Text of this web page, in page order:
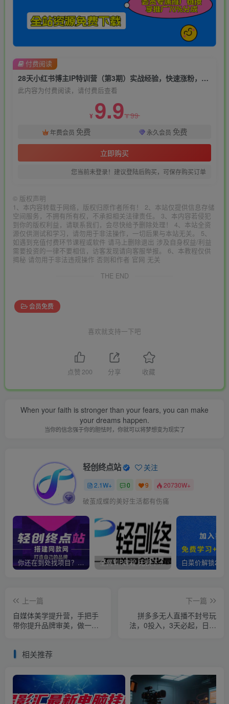
28天小红书博主IP特训营（第3期）实战经验，快速涨粉，迅速变现
此内容为付费阅读，请付费后查看
¥ 9.9¥99
年费会员 免费 永久会员 免费
立即购买
您当前未登录！建议登陆后购买，可保存购买订单
付费阅读
© 版权声明
1、本内容转载于网络，版权归原作者所有！ 2、本站仅提供信息存储
空间服务，不拥有所有权，不承担相关法律责任。 3、本内容若侵犯
到你的版权利益，请联系我们，会尽快给予删除处理！ 4、本站全资
源仅供测试和学习，请勿用于非法操作，一切后果与本站无关。 5、
如遇到充值付费环节课程或软件 请马上删除退出 涉及自身权益/利益
需要投资的一律不要相信，访客发现请向客服举报。 6、本教程仅供
揭秘 请勿用于非法违规操作 否则和作者 官网 无关
THE END
会员免费
喜欢就支持一下吧
点赞 200 分享 收藏
When your faith is stronger than your fears, you can make
your dreams happen.
当你的信念强于你的胆怯时，你就可以将梦想变为现实了
轻创终点站 关注
2.1W+ 0 9 20730W+
破茧成蝶的美好生活都有伤痛
你还在到处找项目？还在当韭菜？我靠卖项目一个月收入5万+，曾经我也是个失败者。 全网VIP课程 无损下载~
上一篇
自媒体美学提升营，手把手
带你提升品牌审美，做一个
下一篇
拼多多无人直播不封号玩
法，0投入，3天必起，日入
相关推荐